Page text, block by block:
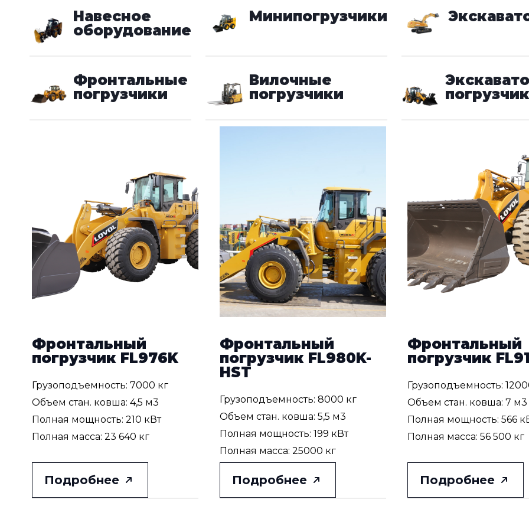
Навесное
оборудование
Фронтальные
погрузчики
Минипогрузчики
Вилочные
погрузчики
Фронтальный
погрузчик FL976K
Грузоподъемность: 7000 кг
Объем стан. ковша: 4,5 м3
Полная мощность: 210 кВт
Полная масса: 23 640 кг
Подробнее
Фронтальный
погрузчик FL980K-
HST
Грузоподъемность: 8000 кг
Объем стан. ковша: 5,5 м3
Полная мощность: 199 кВт
Полная масса: 25000 кг
Подробнее
Фронтальный
погрузчик
Грузоподъемность:
Объем стан. ковша: 7 м3
Полная мощность: 566
Полная масса: 56 500 кг
Подробнее